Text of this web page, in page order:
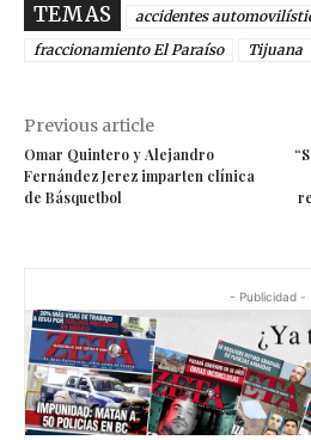
TEMAS accidentes
fraccionamiento El Paraíso
Tijuana
Previous article
Omar Quintero y Alejandro
Fernández Jerez imparten clínica
de Básquetbol
- Publicidad -